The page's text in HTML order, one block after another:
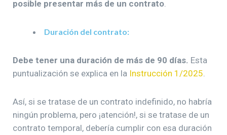
posible presentar más de un contrato
Duración del contrato:
Debe tener una duración de más de 90 días. Esta
puntualización se explica en la Instrucción 1/2025
Así, si se tratase de un contrato indefinido, no habría
ningún problema, pero ¡atención!, si se tratase de un
contrato temporal, debería cumplir con esa duración